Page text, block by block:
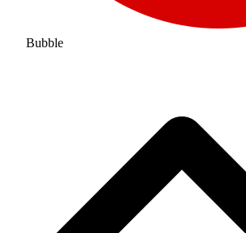
Bubble